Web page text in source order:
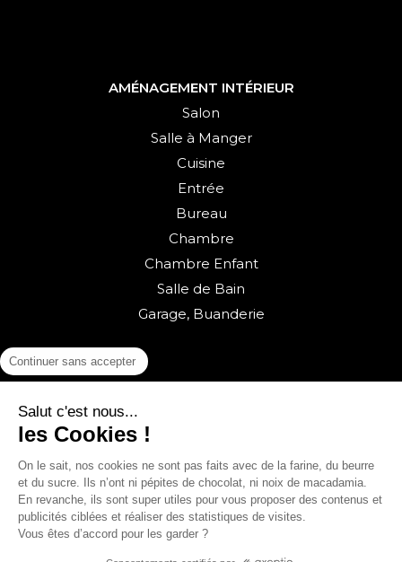
AMÉNAGEMENT INTÉRIEUR
Salon
Salle à Manger
Cuisine
Entrée
Bureau
Chambre
Chambre Enfant
Salle de Bain
Garage, Buanderie
Retour vers la boutique
© sweeek 2026
English (Anglais
Continuer sans accepter
Salut c'est nous...
les Cookies !
On le sait, nos cookies ne sont pas faits avec de la farine, du beurre
et du sucre. Ils n’ont ni pépites de chocolat, ni noix de macadamia.
En revanche, ils sont super utiles pour vous proposer des contenus et
publicités ciblées et réaliser des statistiques de visites.
Vous êtes d’accord pour les garder ?